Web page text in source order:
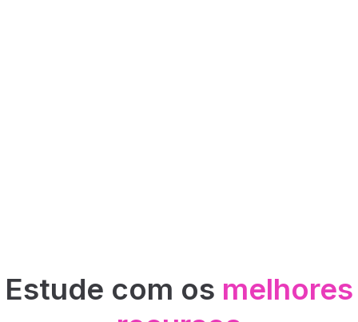
Estude com os melhores